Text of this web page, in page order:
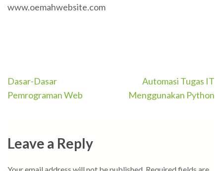
www.oemahwebsite.com
Post
navigation
Dasar-Dasar
Pemrograman Web
Automasi Tugas IT
Menggunakan Python
Leave a Reply